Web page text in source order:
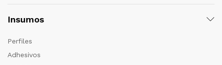
Insumos
Perfiles
Adhesivos